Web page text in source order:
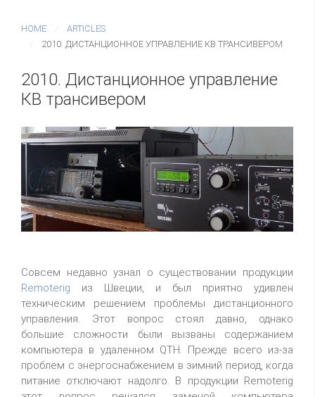
HOME
ARTICLES
2010. ДИСТАНЦИОННОЕ УПРАВЛЕНИЕ КВ ТРАНСИВЕРОМ
2010. Дистанционное управление
КВ трансивером
Совсем недавно узнал о существовании продукции
Remoterig из Швеции, и был приятно удивлен
техническим решением проблемы дистанционного
управления. Этот вопрос стоял давно, однако
большие сложности были вызваны содержанием
компьютера в удаленном QTH. Прежде всего из-за
проблем с энергоснабжением в зимний период, когда
питание отключают надолго. В продукции Remoterig